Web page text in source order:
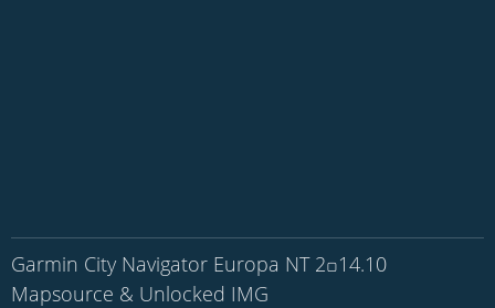
Garmin City Navigator Europa NT 2꤀14.10
Mapsource & Unlocked IMG